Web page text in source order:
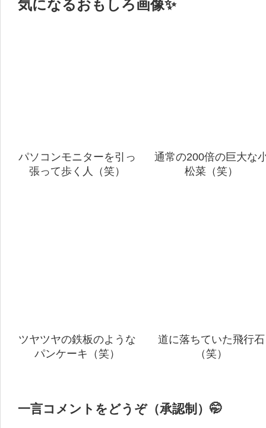
気になるおもしろ画像✨
パソコンモニターを引っ
張って歩く人（笑）
通常の200倍の巨大な
松菜（笑）
ツヤツヤの鉄板のような
パンケーキ（笑）
道に落ちていた飛行石
（笑）
一言コメントをどうぞ（承認制）🤭